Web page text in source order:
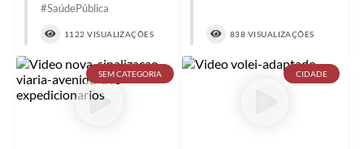
#SaúdePública
1122 VISUALIZAÇÕES 838 VISUALIZAÇÕES
SEM CATEGORIA CIDADE